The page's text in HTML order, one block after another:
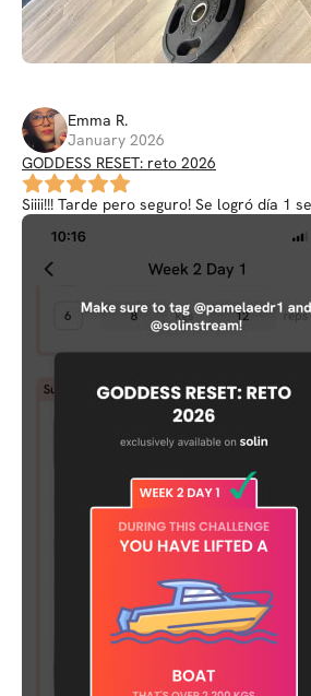
Emma R.
January 2026
GODDESS RESET: reto 2026
Siiii!!! Tarde pero seguro! Se logró día 1